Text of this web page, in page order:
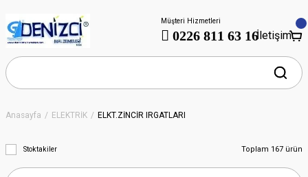
Müşteri Hizmetleri
0226 811 63 16İletişim
Anasayfa ELEKTRİK ELKT.ZİNCİR IRGATLARI
Stoktakiler Toplam 167 ürün